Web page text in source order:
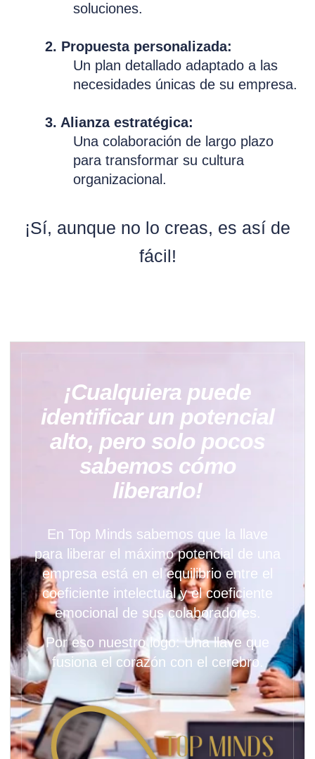
soluciones.
2. Propuesta personalizada:
Un plan detallado adaptado a las
necesidades únicas de su empresa.
3. Alianza estratégica:
Una colaboración de largo plazo
para transformar su cultura
organizacional.
¡Sí, aunque no lo creas, es así de
fácil!
¡Cualquiera puede
identificar un potencial
alto, pero solo pocos
sabemos cómo
liberarlo!
En Top Minds sabemos que la llave
para liberar el máximo potencial de una
empresa está en el equilibrio entre el
coeficiente intelectual y el coeficiente
emocional de sus colaboradores.
Por eso nuestro logo: Una llave que
fusiona el corazón con el cerebro.